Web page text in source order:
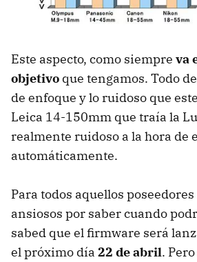
Este aspecto, como siempre va
objetivo que tengamos. Todo
de enfoque y lo ruidoso que
Leica 14-150mm que traía la
realmente ruidoso a la hora de
automáticamente.
Para todos aquellos
ansiosos por saber cuando
sabed que el firmware será
el próximo día 22 de abril.